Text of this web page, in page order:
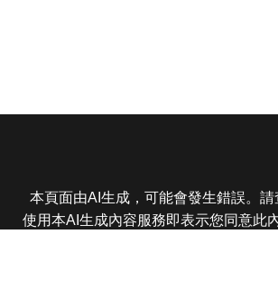
本頁面由AI生成，可能會發生錯誤。請
使用本AI生成內容服務即表示您同意此